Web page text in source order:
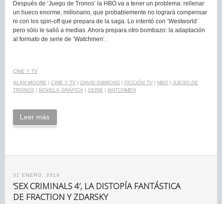
Después de ‘Juego de Tronos’ la HBO va a tener un problema: rellenar
un hueco enorme, millonario, que probablemente no logrará compensar
ni con los spin-off que prepara de la saga. Lo intentó con ‘Westworld’
pero sólo le salió a medias. Ahora prepara otro bombazo: la adaptación
al formato de serie de ‘Watchmen’.
CINE Y TV
ALAN MOORE | CINE Y TV | DAVID GIBBONS | FICCIÓN TV | HBO | JUEGO DE
TRONOS | NOVELA GRÁFICA | SERIE | WATCHMEN
Leer más
31 ENERO, 2019
‘SEX CRIMINALS 4’, LA DISTOPÍA FANTÁSTICA
DE FRACTION Y ZDARSKY